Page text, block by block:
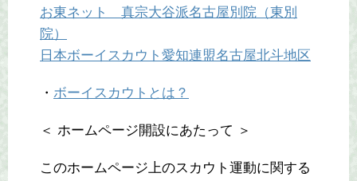
お東ネット 真宗大谷派名古屋別院（東別
院）
日本ボーイスカウト愛知連盟名古屋北斗地区
・ ボーイスカウトとは？
＜ ホームページ開設にあたって ＞
このホームページ上のスカウト運動に関する